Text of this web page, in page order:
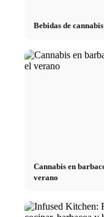
Bebidas de
Cannabis en
verano